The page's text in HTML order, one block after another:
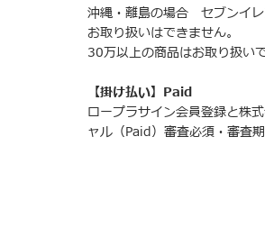
沖縄・離島の場合 セブンイ
お取り扱いはできません。
30万以上の商品はお取り扱い
【掛け払い】Paid
ロープラサイン会員登録と株
ャル（Paid）審査必須・審査